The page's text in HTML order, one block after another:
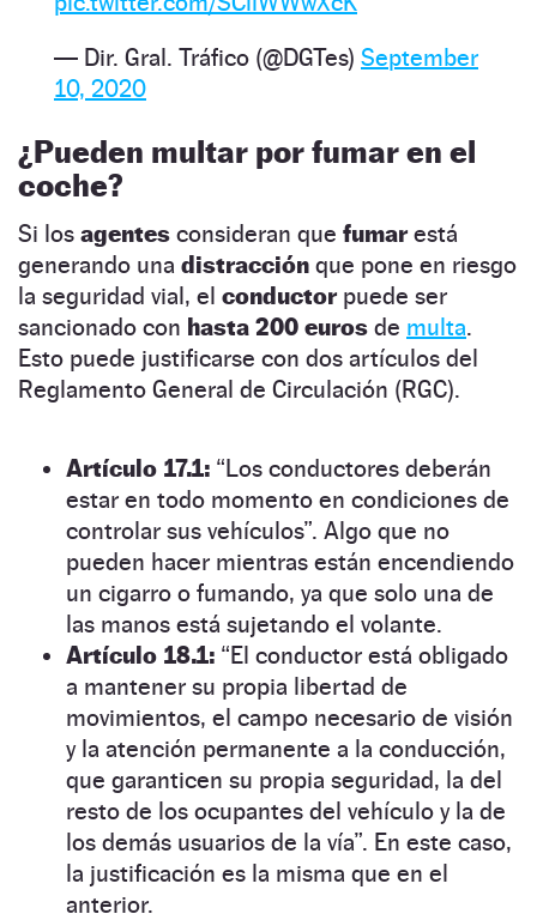
— Dir. Gral. Tráfico (@DGTes) September
10, 2020
¿Pueden multar por fumar en el
coche?
Si los agentes consideran que fumarestá
generando una distracción que pone en riesgo
la seguridad vial, el conductor puede ser
sancionado con hasta 200 euros de multa.
Esto puede justificarse con dos artículos del
Reglamento General de Circulación (RGC).
Artículo 17.1: “Los conductores deberán
estar en todo momento en condiciones de
controlar sus vehículos”. Algo que no
pueden hacer mientras están encendiendo
un cigarro o fumando, ya que solo una de
las manos está sujetando el volante.
Artículo 18.1: “El conductor está obligado
a mantener su propia libertad de
movimientos, el campo necesario de visión
y la atención permanente a la conducción,
que garanticen su propia seguridad, la del
resto de los ocupantes del vehículo y la de
los demás usuarios de la vía”. En este caso,
la justificación es la misma que en el
anterior.